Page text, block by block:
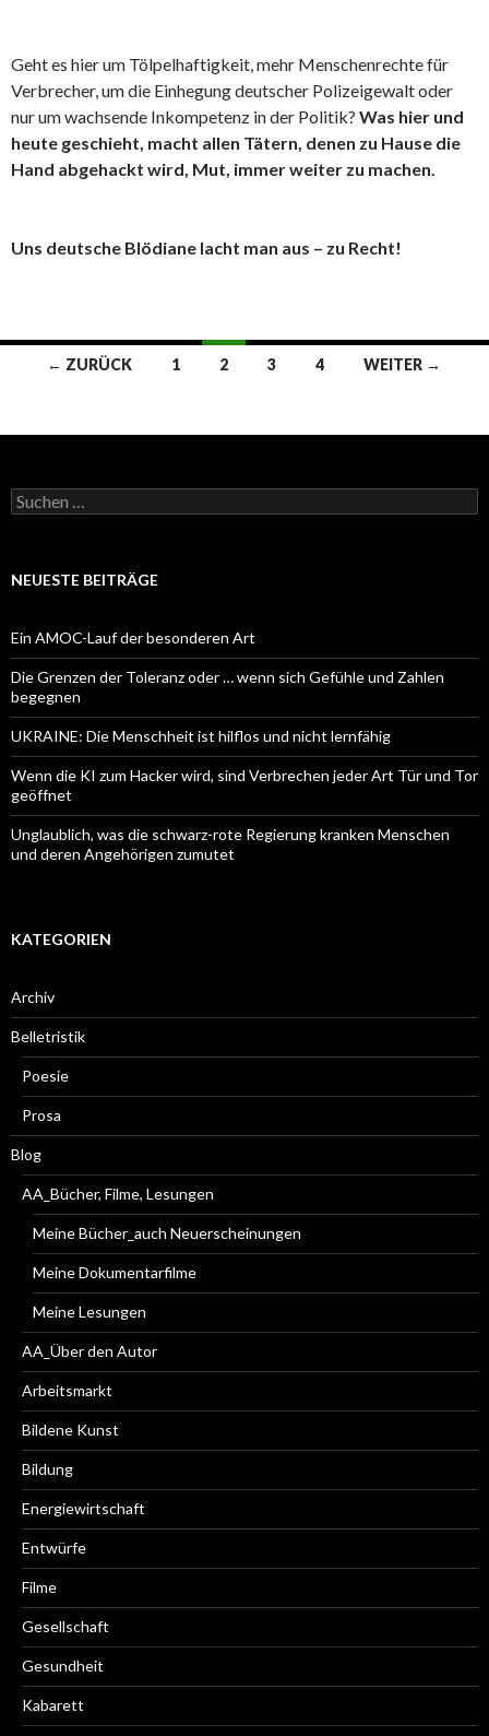
Geht es hier um Tölpelhaftigkeit, mehr Menschenrechte für
Verbrecher, um die Einhegung deutscher Polizeigewalt oder
nur um wachsende Inkompetenz in der Politik? Was hier und
heute geschieht, macht allen Tätern, denen zu Hause die
Hand abgehackt wird, Mut, immer weiter zu machen.
Uns deutsche Blödiane lacht man aus – zu Recht!
Beitrags-
← ZURÜCK 1 2 3 4 WEITER →
Suchen
nach:
NEUESTE BEITRÄGE
Ein AMOC-Lauf der besonderen Art
Die Grenzen der Toleranz oder … wenn sich Gefühle und Zahlen
begegnen
UKRAINE: Die Menschheit ist hilflos und nicht lernfähig
Wenn die KI zum Hacker wird, sind Verbrechen jeder Art Tür und Tor
geöffnet
Unglaublich, was die schwarz-rote Regierung kranken Menschen
und deren Angehörigen zumutet
KATEGORIEN
Archiv
Belletristik
Poesie
Prosa
Blog
AA_Bücher, Filme, Lesungen
Meine Bücher_auch Neuerscheinungen
Meine Dokumentarfilme
Meine Lesungen
AA_Über den Autor
Arbeitsmarkt
Bildene Kunst
Bildung
Energiewirtschaft
Entwürfe
Filme
Gesellschaft
Gesundheit
Kabarett